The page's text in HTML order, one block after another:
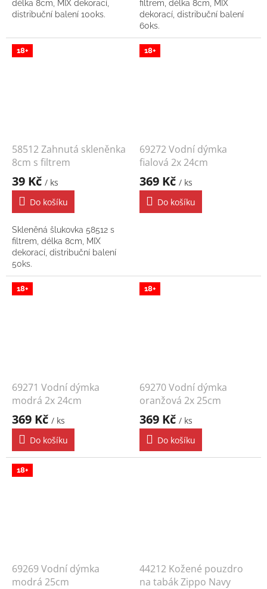
délka 8cm, MIX dekorací,
distribuční balení 100ks.
filtrem, délka 8cm, MIX
dekorací, distribuční balení
60ks.
18+
58512 Zahnutá skleněnka
8cm s filtrem
39 Kč / ks
Do košíku
Skleněná šlukovka 58512 s
filtrem, délka 8cm, MIX
dekorací, distribuční balení
50ks.
18+
69272 Vodní dýmka
fialová 2x 24cm
369 Kč / ks
Do košíku
18+
69271 Vodní dýmka
modrá 2x 24cm
369 Kč / ks
Do košíku
18+
69270 Vodní dýmka
oranžová 2x 25cm
369 Kč / ks
Do košíku
18+
69269 Vodní dýmka
modrá 25cm
44212 Kožené pouzdro
na tabák Zippo Navy